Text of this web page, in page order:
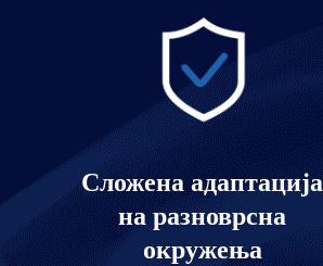
Сложена адаптација
на разноврсна
окружења